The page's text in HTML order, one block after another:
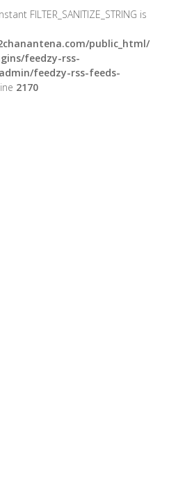
FILTER_SANITIZE_STRING is
public_html/
feedzy-rss-
feedzy-rss-feeds-
2170